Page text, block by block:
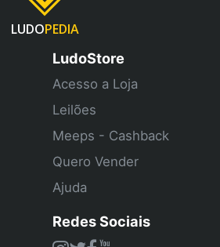
LUDOPEDIA
LudoStore
Acesso a Loja
Leilões
Meeps - Cashback
Quero Vender
Ajuda
Redes Sociais